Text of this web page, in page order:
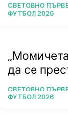
ПОВЕЧЕ ОТ
СВЕТОВНО
ФУТБОЛ 2026
да се
ПОВЕЧЕ ОТ
СВЕТОВНО
ФУТБОЛ 2026